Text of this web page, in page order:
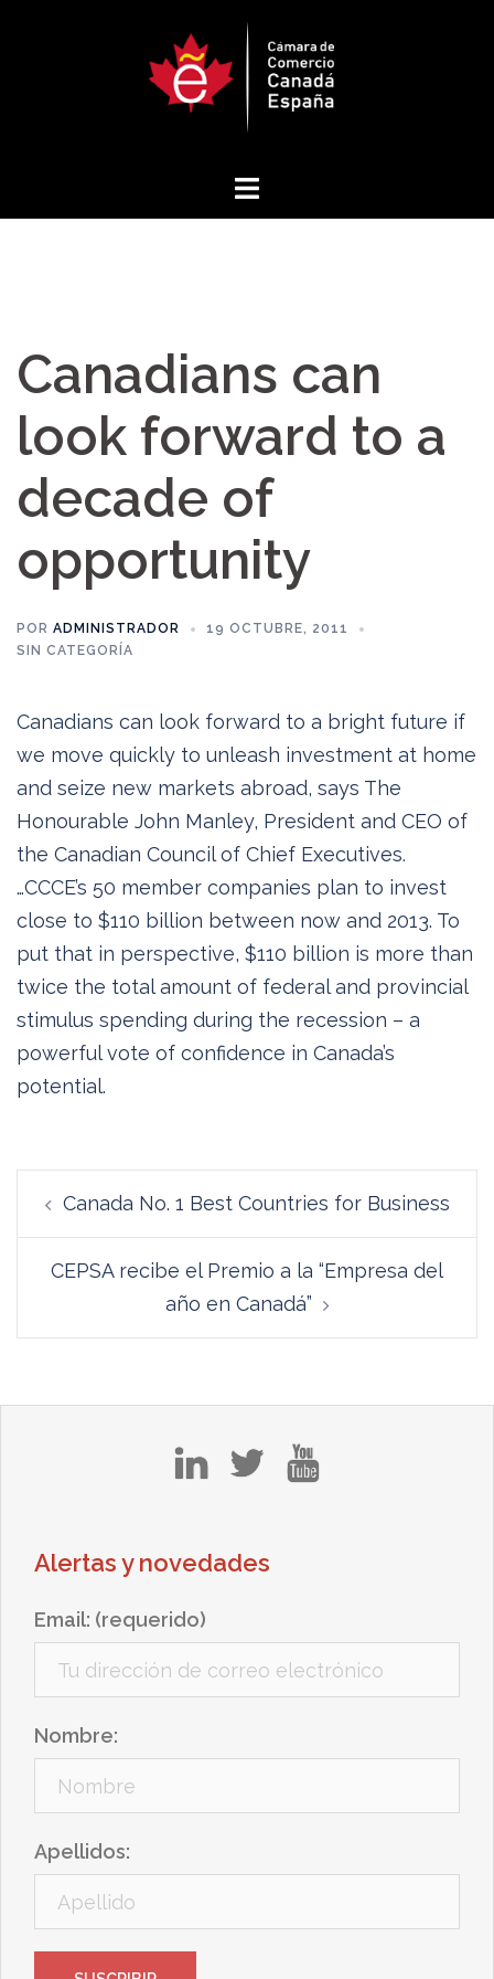
Canadians can
look forward to a
decade of
opportunity
POR ADMINISTRADOR
19 OCTUBRE, 2011
SIN CATEGORÍA
Canadians can look forward to a bright future if
we move quickly to unleash investment at home
and seize new markets abroad, says The
Honourable John Manley, President and CEO of
the Canadian Council of Chief Executives.
…CCCE’s 50 member companies plan to invest
close to $110 billion between now and 2013. To
put that in perspective, $110 billion is more than
twice the total amount of federal and provincial
stimulus spending during the recession – a
powerful vote of confidence in Canada’s
potential.
de
entradas
Canada No. 1 Best Countries for Business
CEPSA recibe el Premio a la “Empresa del
año en Canadá”
Alertas y novedades
Email: (requerido)
Nombre:
Apellidos: